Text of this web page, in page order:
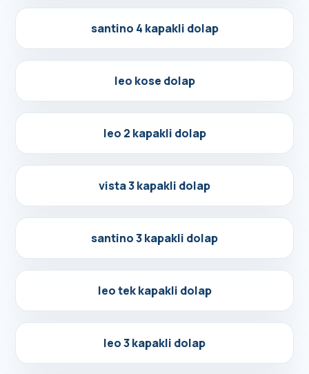
Detayları Gör
santino 4 kapakli dolap
Detayları Gör
leo kose dolap
Detayları Gör
leo 2 kapakli dolap
Detayları Gör
vista 3 kapakli dolap
Detayları Gör
santino 3 kapakli dolap
Detayları Gör
leo tek kapakli dolap
Detayları Gör
leo 3 kapakli dolap